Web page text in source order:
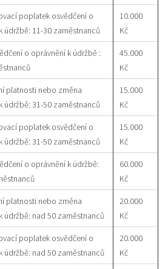
poplatek osvědčení o
údržbě: 11-30 zaměstnanců
10.000
Kč
o oprávnění k údržbě :
45.000
Kč
platnosti nebo změna
údržbě: 31-50 zaměstnanců
15.000
Kč
poplatek osvědčení o
údržbě: 31-50 zaměstnanců
15.000
Kč
o oprávnění k údržbě:
60.000
Kč
platnosti nebo změna
údržbě: nad 50 zaměstnanců
20.000
Kč
poplatek osvědčení o
údržbě: nad 50 zaměstnanců
20.000
Kč